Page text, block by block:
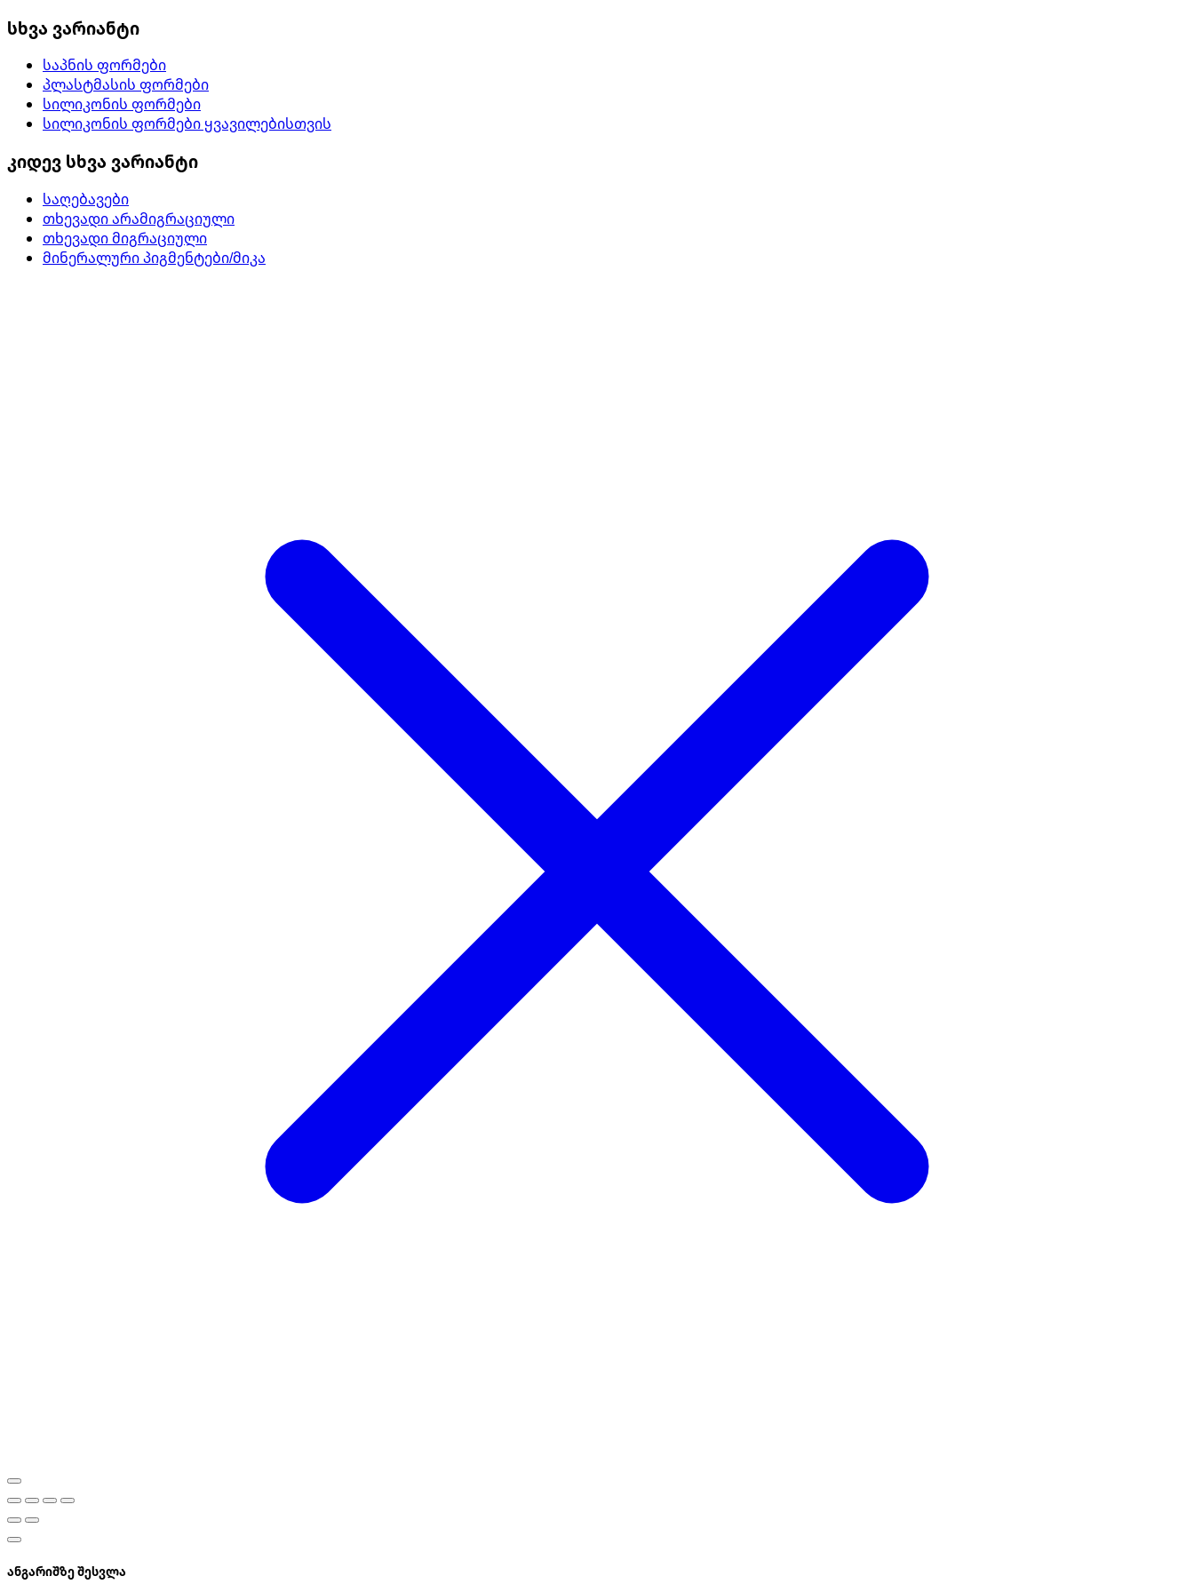
სხვა ვარიანტი
საპნის ფორმები
პლასტმასის ფორმები
სილიკონის ფორმები
სილიკონის ფორმები ყვავილებისთვის
კიდევ სხვა ვარიანტი
საღებავები
თხევადი არამიგრაციული
თხევადი მიგრაციული
მინერალური პიგმენტები/მიკა
ანგარიშზე შესვლა